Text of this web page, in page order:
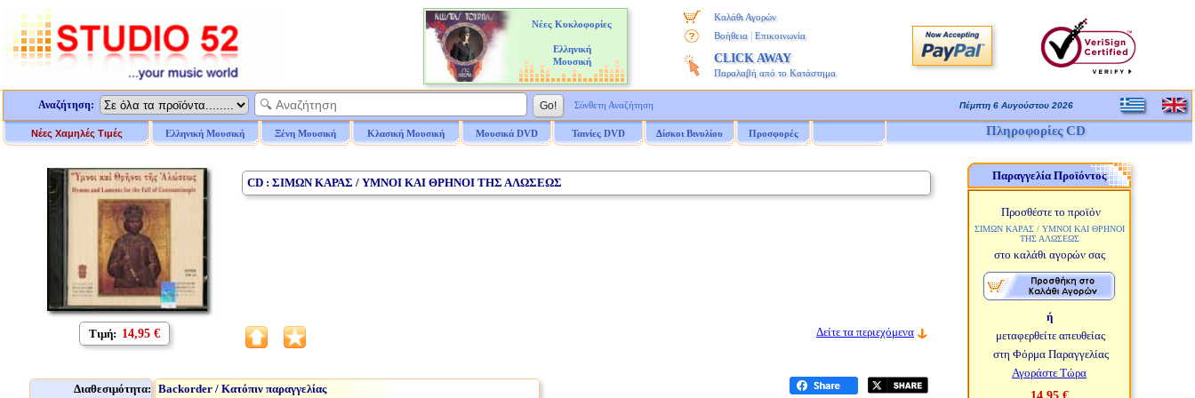
Νέες Κυκλοφορίες
Ελληνική
Μουσική
Καλάθι Αγορών
Βοήθεια
Επικοινωνία
CLICK AWAY
Παραλαβή από το Κατάστημα
Αναζήτηση: Σύνθετη Αναζήτηση Πέμπτη 6 Αυγούστου 2026
Νέες Χαμηλές Τιμές Ελληνική Μουσική Ξένη Μουσική Κλασική Μουσική Μουσικά DVD Ταινίες DVD Δίσκοι Βινυλίου Προσφορές Πληροφορίες CD
Τιμή: 14,95 €
CD : ΣΙΜΩΝ ΚΑΡΑΣ / ΥΜΝΟΙ ΚΑΙ ΘΡΗΝΟΙ ΤΗΣ ΑΛΩΣΕΩΣ
Δείτε τα περιεχόμενα
Διαθεσιμότητα: Backorder / Κατόπιν παραγγελίας
Παραγγελία Προϊόντος
Προσθέστε το προϊόν
ΣΙΜΩΝ ΚΑΡΑΣ / ΥΜΝΟΙ ΚΑΙ ΘΡΗΝΟΙ
ΤΗΣ ΑΛΩΣΕΩΣ
στο καλάθι αγορών σας
ή
μεταφερθείτε απευθείας
στη Φόρμα Παραγγελίας
Αγοράστε Τώρα